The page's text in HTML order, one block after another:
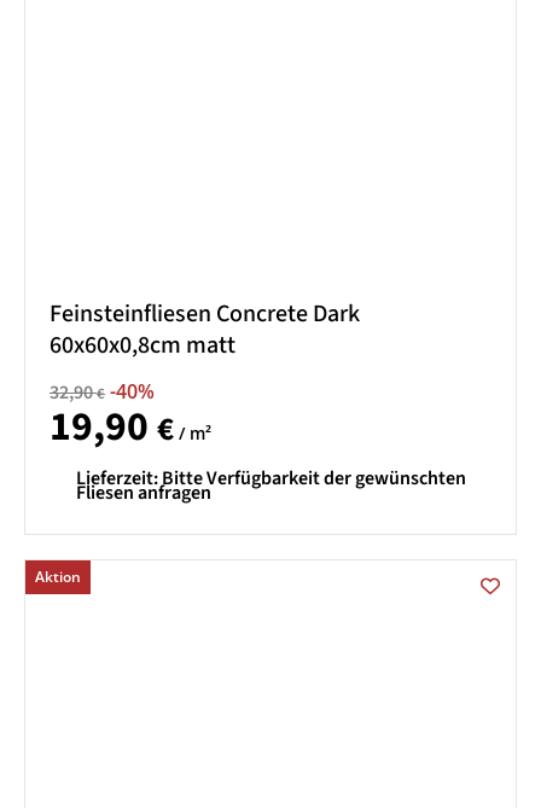
Feinsteinfliesen Concrete Dark
60x60x0,8cm matt
32,90€ -40%
19,90 € / m²
Lieferzeit:Bitte Verfügbarkeit der gewünschten
Fliesen anfragen
Aktion